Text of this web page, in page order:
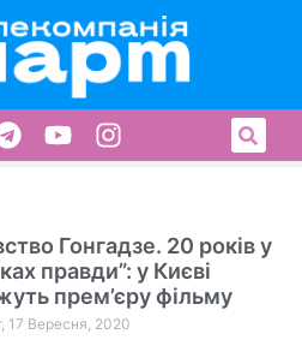
Гонгадзе. 20 років у
правди”: у Києві
прем’єру фільму
17 Вересня, 2020